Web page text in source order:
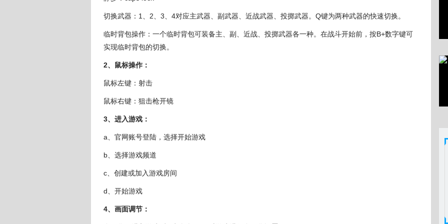
切换武器：1、2、3、4对应主武器、副武器、近战武器、投掷武器。Q键为两种武器的快速切换。
临时背包操作：一个临时背包可装备主、副、近战、投掷武器各一种。在战斗开始前，按B+数字键可
实现临时背包的切换。
2、鼠标操作：
鼠标左键：射击
鼠标右键：狙击枪开镜
3、进入游戏：
a、官网账号登陆，选择开始游戏
b、选择游戏频道
c、创建或加入游戏房间
d、开始游戏
4、画面调节：